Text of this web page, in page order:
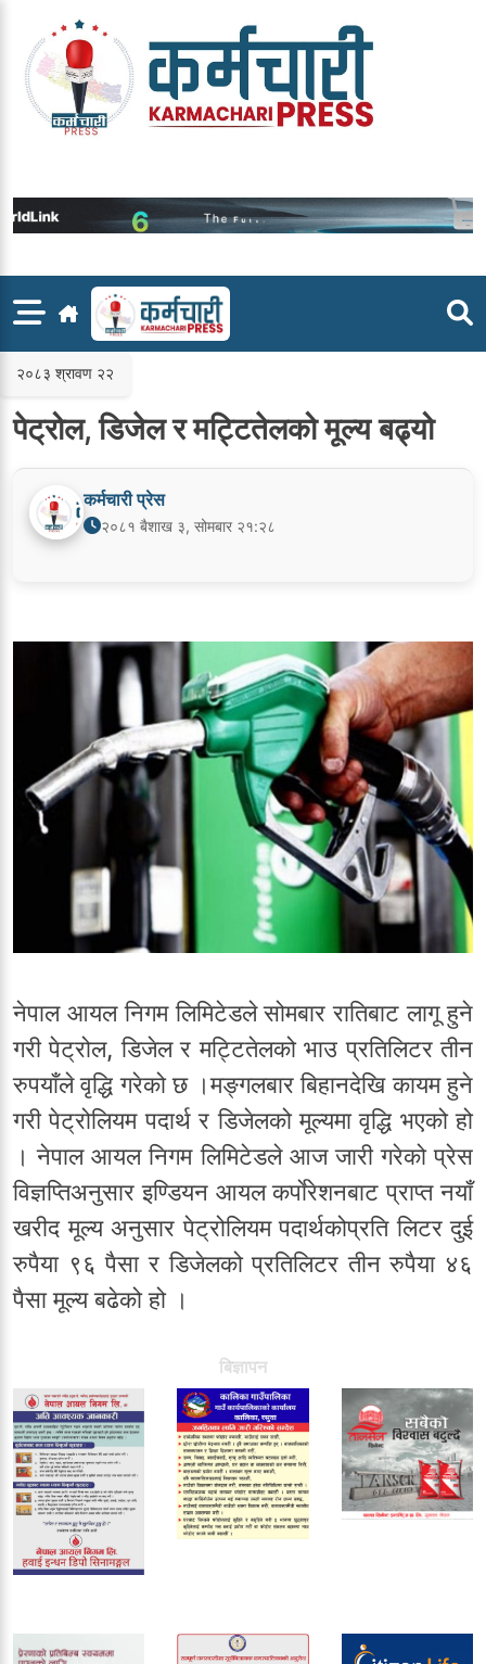
content
२०८३ श्रावण २२
पेट्रोल, डिजेल र मट्टितेलको मूल्य बढ्यो
कर्मचारी प्रेस
२०८१ बैशाख ३, सोमबार २१:२८
नेपाल आयल निगम लिमिटेडले सोमबार रातिबाट लागू हुने
गरी पेट्रोल, डिजेल र मट्टितेलको भाउ प्रतिलिटर तीन
रुपयाँले वृद्धि गरेको छ ।मङ्गलबार बिहानदेखि कायम हुने
गरी पेट्रोलियम पदार्थ र डिजेलको मूल्यमा वृद्धि भएको हो
। नेपाल आयल निगम लिमिटेडले आज जारी गरेको प्रेस
विज्ञप्तिअनुसार इण्डियन आयल कर्पाेरेशनबाट प्राप्त नयाँ
खरीद मूल्य अनुसार पेट्रोलियम पदार्थकोप्रति लिटर दुई
रुपैया ९६ पैसा र डिजेलको प्रतिलिटर तीन रुपैया ४६
पैसा मूल्य बढेको हो ।
बिज्ञापन